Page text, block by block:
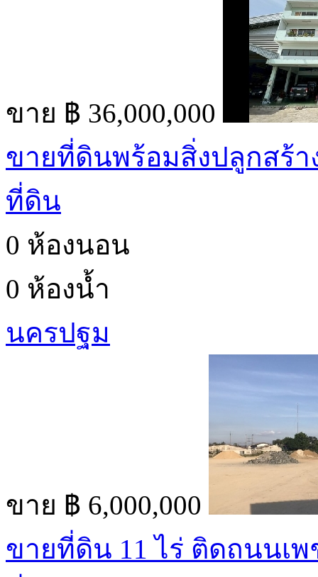
ขาย ฿ 36,000,000
ขายที่ดินพร้อมสิ่งปลูกสร้
ที่ดิน
0 ห้องนอน
0 ห้องน้ำ
นครปฐม
ขาย ฿ 6,000,000
ขายที่ดิน 11 ไร่ ติดถนนเ